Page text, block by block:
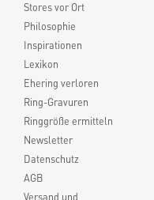
Stores vor Ort
Philosophie
Inspirationen
Lexikon
Ehering verloren
Ring-Gravuren
Ringgröße ermitteln
Newsletter
Datenschutz
AGB
Versand und